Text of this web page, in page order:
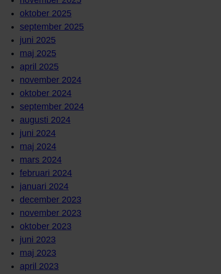
oktober 2025
september 2025
juni 2025
maj 2025
april 2025
november 2024
oktober 2024
september 2024
augusti 2024
juni 2024
maj 2024
mars 2024
februari 2024
januari 2024
december 2023
november 2023
oktober 2023
juni 2023
maj 2023
april 2023